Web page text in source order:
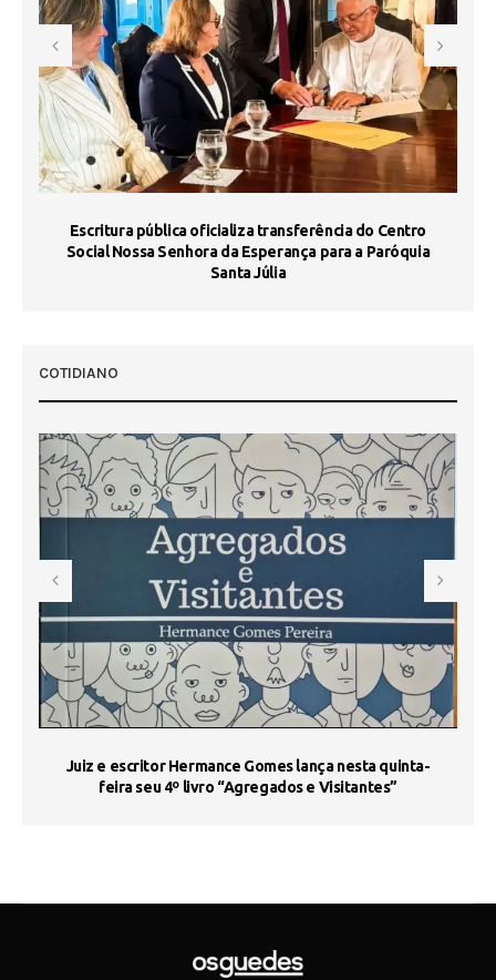
Escritura pública oficializa transferência do Centro
Social Nossa Senhora da Esperança para a Paróquia
Santa Júlia
COTIDIANO
Juiz e escritor Hermance Gomes lança nesta quinta-
feira seu 4º livro “Agregados e Visitantes”